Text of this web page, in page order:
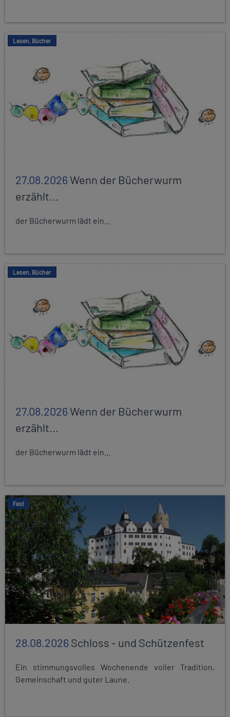
Lesen, Bücher
27.08.2026Wenn der Bücherwurm
erzählt...
der Bücherwurm lädt ein...
Lesen, Bücher
27.08.2026Wenn der Bücherwurm
erzählt...
der Bücherwurm lädt ein...
Fest
28.08.2026Schloss - und Schützenfest
Ein stimmungsvolles Wochenende voller Tradition,
Gemeinschaft und guter Laune.